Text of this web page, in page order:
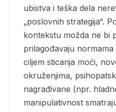
ubistva i teška dela
„poslovnih strategija“.
kontekstu možda ne bi
prilagođavaju
ciljem sticanja moći,
okruženjima,
nagrađivane (npr.
manipulativnost